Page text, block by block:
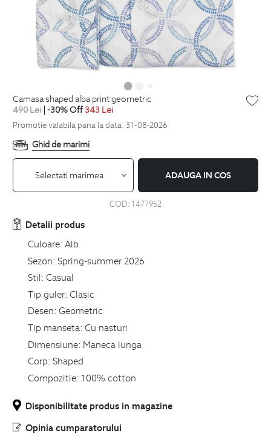
camasa shaped alba print geometric
490Lei| -30% Off343 Lei
Promotie valabila pana la data: 31-08-2026
Ghid de marimi
Selectati marimea ADAUGA IN COS
COD: 1477952
Detalii produs
Culoare: Alb
Sezon: Spring-summer 2026
Stil: Casual
Tip guler: Clasic
Desen: Geometric
Tip manseta: Cu nasturi
Dimensiune: Maneca lunga
Corp: Shaped
Compozitie: 100% cotton
Disponibilitate produs in magazine
Opinia cumparatorului